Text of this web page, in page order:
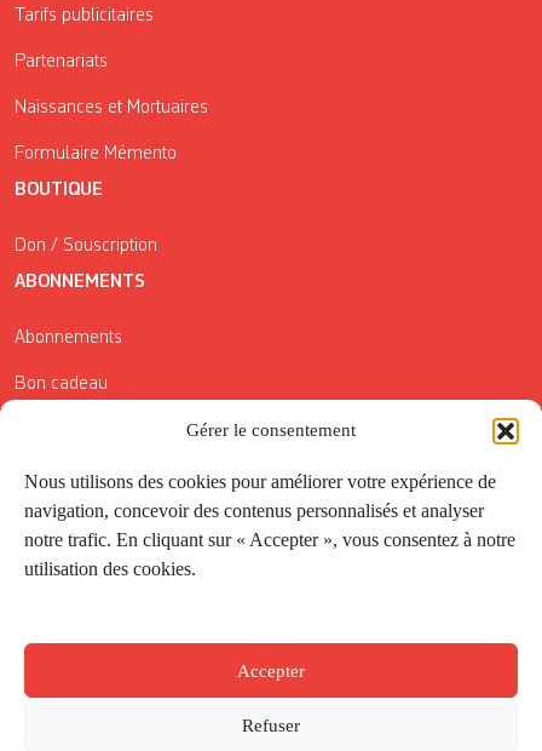
Gérer le consentement
Nous utilisons des cookies pour améliorer votre expérience de
navigation, concevoir des contenus personnalisés et analyser
notre trafic. En cliquant sur « Accepter », vous consentez à notre
utilisation des cookies.
Accepter
Refuser
Tarifs publicitaires
Partenariats
Naissances et Mortuaires
Formulaire Mémento
BOUTIQUE
Don / Souscription
ABONNEMENTS
Abonnements
Bon cadeau
Conditions générales de vente
Réductions de la Carte Côté Courrier
Application